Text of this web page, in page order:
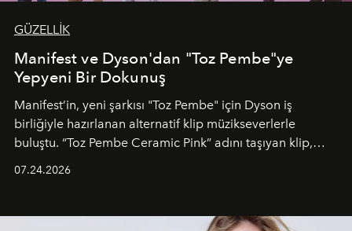
GÜZELLİK
Manifest ve Dyson'dan "Toz Pembe"ye
Yepyeni Bir Dokunuş
Manifest’in, yeni şarkısı "Toz Pembe" için Dyson iş
birliğiyle hazırlanan alternatif klip müzikseverlerle
buluştu. “Toz Pembe Ceramic Pink” adını taşıyan klip,
unsurlarından biri olarak öne çıkıyor.
07.24.2026